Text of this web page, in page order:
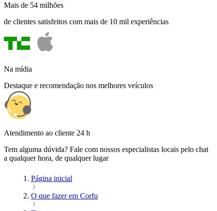
Mais de 54 milhões
de clientes satisfeitos com mais de 10 mil experiências
Na mídia
Destaque e recomendação nos melhores veículos
Atendimento ao cliente 24 h
Tem alguma dúvida? Fale com nossos especialistas locais pelo chat
a qualquer hora, de qualquer lugar
Página inicial
O que fazer em Corfu